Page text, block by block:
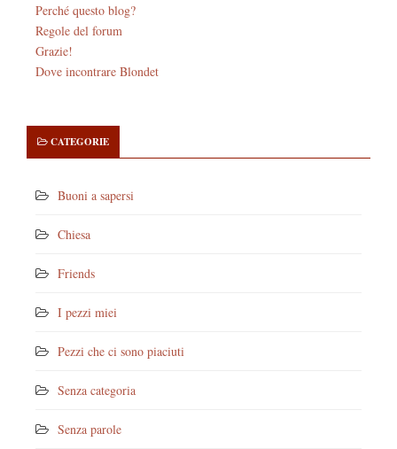
Perché questo blog?
Regole del forum
Grazie!
Dove incontrare Blondet
CATEGORIE
Buoni a sapersi
Chiesa
Friends
I pezzi miei
Pezzi che ci sono piaciuti
Senza categoria
Senza parole